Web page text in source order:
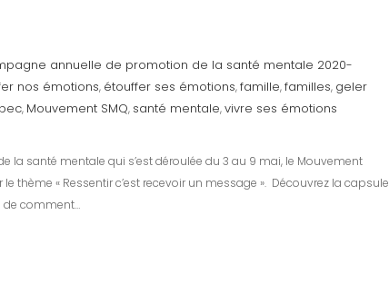
annuelle de promotion de la santé mentale 2020-
nos émotions, étouffer ses émotions,famille,familles, geler
, Mouvement SMQ, santé mentale,vivre ses émotions
la santé mentale qui s’est déroulée du 3 au 9 mai, le Mouvement
thème « Ressentir c’est recevoir un message ». Découvrez la capsule
de comment…